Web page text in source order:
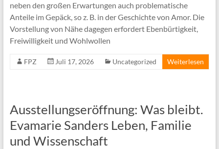
neben den großen Erwartungen auch problematische
Anteile im Gepäck, so z. B. in der Geschichte von Amor. Die
Vorstellung von Nähe dagegen erfordert Ebenbürtigkeit,
Freiwilligkeit und Wohlwollen
FPZ Juli 17, 2026 Uncategorized Weiterlesen
Ausstellungseröffnung: Was bleibt.
Evamarie Sanders Leben, Familie
und Wissenschaft